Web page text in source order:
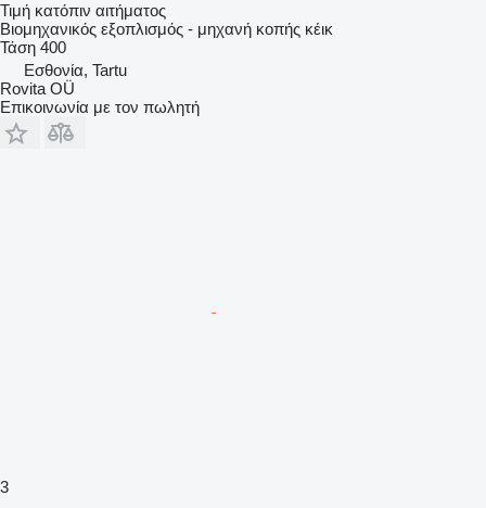
Τιμή κατόπιν αιτήματος
Βιομηχανικός εξοπλισμός - μηχανή κοπής κέικ
Τάση 400
Εσθονία, Tartu
Rovita OÜ
Επικοινωνία με τον πωλητή
3